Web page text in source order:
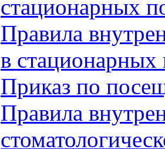
стационарных
Правила
в стационарных
Приказ по
Правила